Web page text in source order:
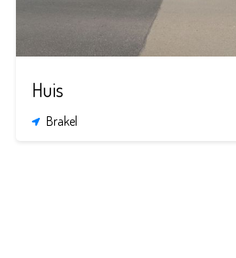
Huis
Brakel